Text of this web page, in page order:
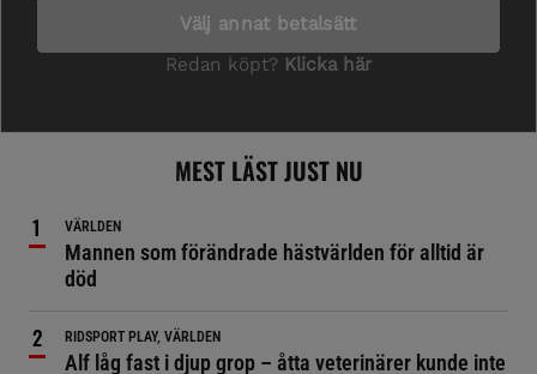
MEST LÄST JUST NU
VÄRLDEN
Mannen som förändrade hästvärlden för alltid är
död
RIDSPORT PLAY, VÄRLDEN
Alf låg fast i djup grop – åtta veterinärer kunde inte